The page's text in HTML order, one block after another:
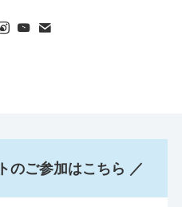
のご参加はこちら ／